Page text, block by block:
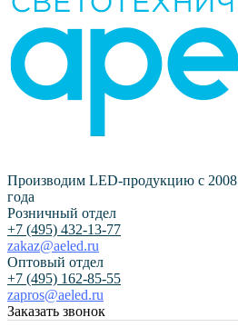
Производим LED-продукцию с 2008
года
Розничный отдел
+7 (495) 432-13-77
zakaz@aeled.ru
Оптовый отдел
+7 (495) 162-85-55
zapros@aeled.ru
Заказать звонок